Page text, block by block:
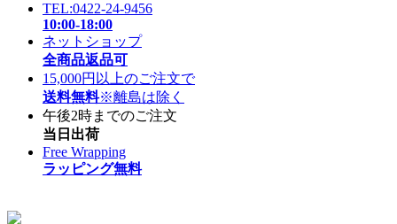
TEL:0422-24-9456
10:00-18:00
ネットショップ
全商品返品可
15,000円以上のご注文で
送料無料※離島は除く
午後2時までのご注文
当日出荷
Free Wrapping
ラッピング無料